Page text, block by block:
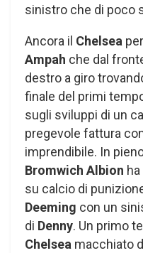
sinistro che di poco
Ancora il Chelsea
Ampah che dal
destro a giro
finale del primi
sugli sviluppi di un
pregevole fattura
imprendibile. In
Bromwich Albion
su calcio di
Deeming con un
di Denny. Un primo
Chelsea macchiato